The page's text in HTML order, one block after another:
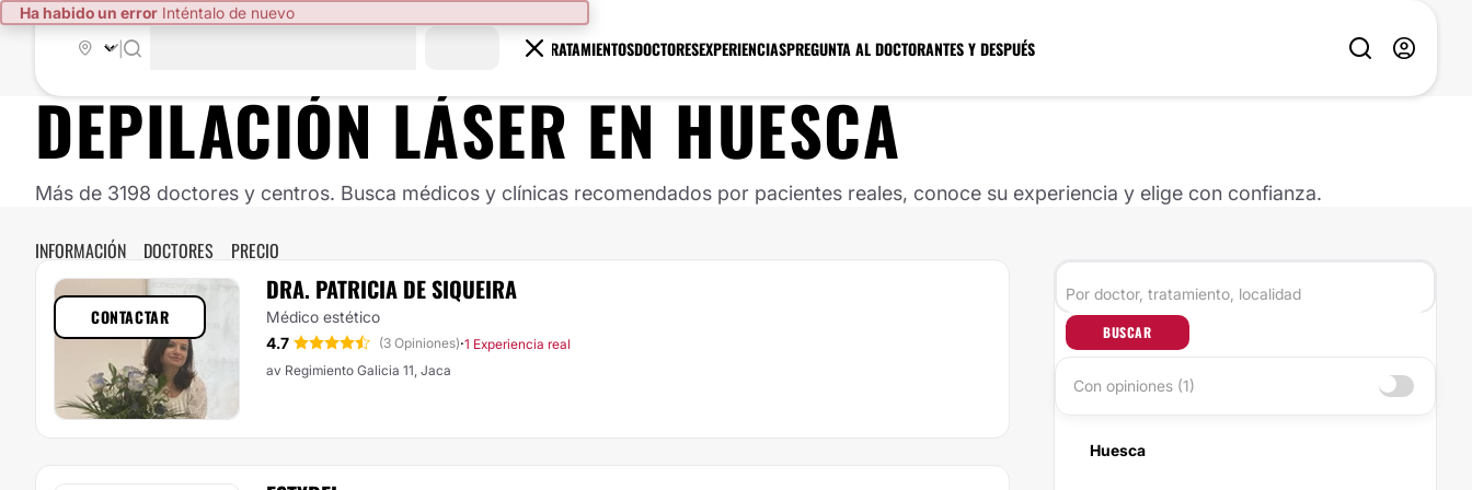
Ha habido un error Inténtalo de nuevo
TRATAMIENTOSDOCTORESEXPERIENCIASPREGUNTA AL DOCTORANTES Y DESPUÉS
DEPILACIÓN LÁSER EN HUESCA
Más de 3198 doctores y centros. Busca médicos y clínicas recomendados por pacientes reales, conoce su experiencia y elige con confianza.
INFORMACIÓN DOCTORES PRECIO
DRA. PATRICIA DE SIQUEIRA
Médico estético
4.7
(3 Opiniones)·1 Experiencia real
av Regimiento Galicia 11, Jaca
CONTACTAR
BUSCAR
Con opiniones (1)
Huesca